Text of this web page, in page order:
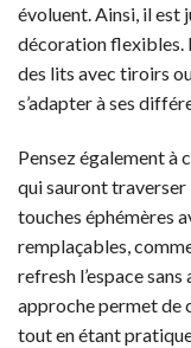
évoluent. Ainsi, il est
décoration flexibles.
des lits avec tiroirs
s’adapter à ses
Pensez également à
qui sauront traverser
touches éphémères
remplaçables,
refresh l’espace
approche permet de
tout en étant